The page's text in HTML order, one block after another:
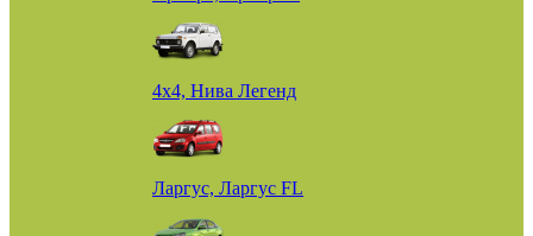
4х4, Нива Легенд
Ларгус, Ларгус FL